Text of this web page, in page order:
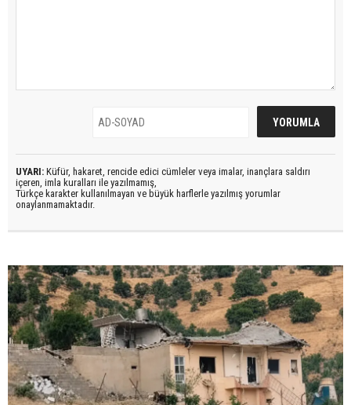
UYARI: Küfür, hakaret, rencide edici cümleler veya imalar, inançlara saldırı
içeren, imla kuralları ile yazılmamış,
Türkçe karakter kullanılmayan ve büyük harflerle yazılmış yorumlar
onaylanmamaktadır.